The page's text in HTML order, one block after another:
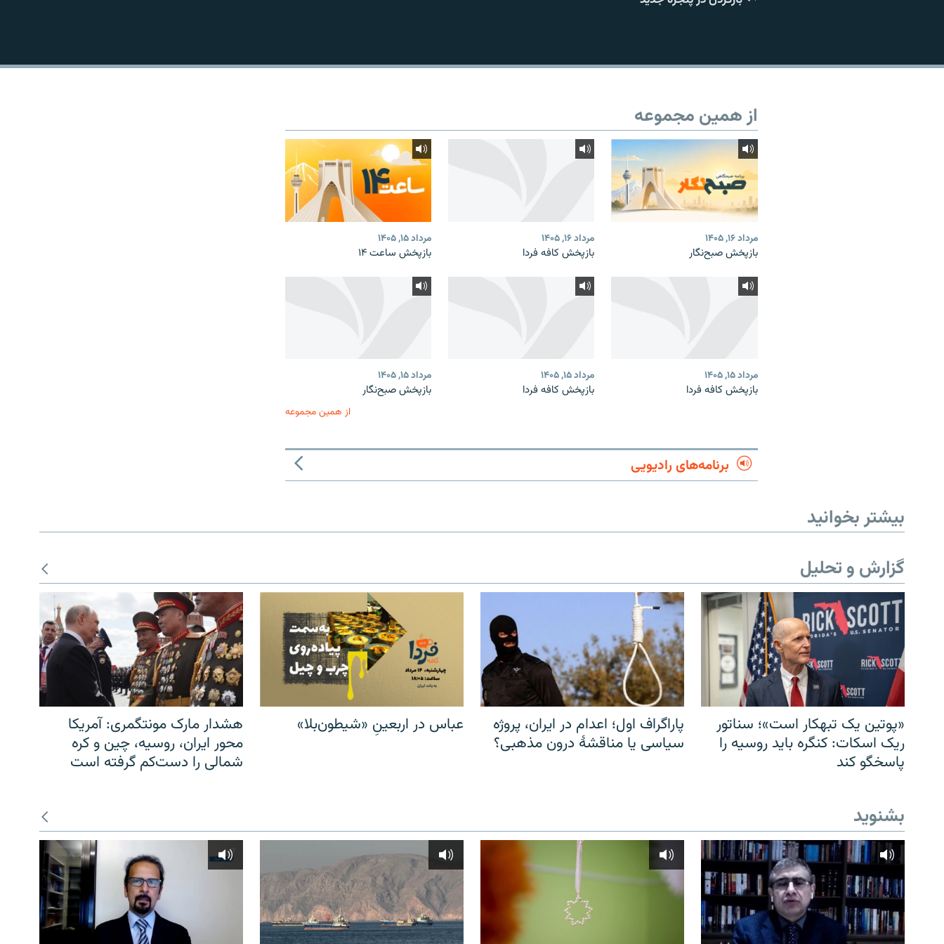
از همین مجموعه
مرداد ۱۶, ۱۴۰۵
بازپخش صبح‌نگار
مرداد ۱۶, ۱۴۰۵
بازپخش کافه فردا
مرداد ۱۵, ۱۴۰۵
بازپخش ساعت ۱۴
مرداد ۱۵, ۱۴۰۵
بازپخش کافه فردا
مرداد ۱۵, ۱۴۰۵
بازپخش کافه فردا
مرداد ۱۵, ۱۴۰۵
بازپخش صبح‌نگار
از همین مجموعه
برنامه‌های رادیویی
بیشتر بخوانید
گزارش و تحلیل
«پوتین یک تبهکار است»؛ سناتور
ریک اسکات: کنگره باید روسیه را
پاسخگو کند
پاراگراف اول؛ اعدام در ایران، پروژه
سیاسی یا مناقشهٔ درون مذهبی؟
عباس در اربعینِ «شیطون‌بلا»
هشدار مارک مونتگمری: آمریکا
محور ایران، روسیه، چین و کره
شمالی را دست‌کم گرفته است
بشنوید